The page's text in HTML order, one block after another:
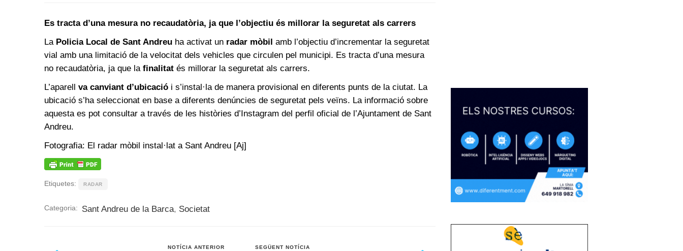
Es tracta d’una mesura no recaudatòria, ja que l’objectiu és millorar la seguretat als carrers
La Policia Local de Sant Andreu ha activat un radar mòbil amb l’objectiu d’incrementar la seguretat
vial amb una limitació de la velocitat dels vehicles que circulen pel municipi. Es tracta d’una mesura
no recaudatòria, ja que la finalitat és millorar la seguretat als carrers.
L’aparell va canviant d’ubicació i s’instal·la de manera provisional en diferents punts de la ciutat. La
ubicació s’ha seleccionat en base a diferents denúncies de seguretat pels veïns. La informació sobre
aquesta es pot consultar a través de les històries d’Instagram del perfil oficial de l’Ajuntament de Sant
Andreu.
Fotografia: El radar mòbil instal·lat a Sant Andreu [Aj]
Etiquetes: RADAR
Categoria: Sant Andreu de la Barca, Societat
NOTÍCIA ANTERIOR SEGÜENT NOTÍCIA